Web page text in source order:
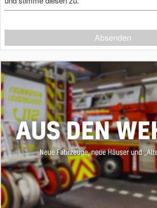
Absenden